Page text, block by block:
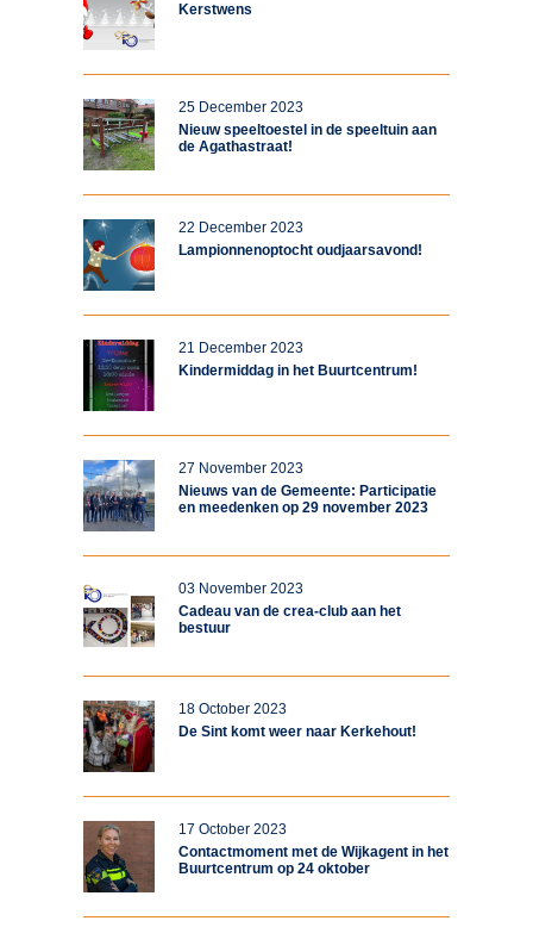
Kerstwens
25 December 2023
Nieuw speeltoestel in de speeltuin aan
de Agathastraat!
22 December 2023
Lampionnenoptocht oudjaarsavond!
21 December 2023
Kindermiddag in het Buurtcentrum!
27 November 2023
Nieuws van de Gemeente: Participatie
en meedenken op 29 november 2023
03 November 2023
Cadeau van de crea-club aan het
bestuur
18 October 2023
De Sint komt weer naar Kerkehout!
17 October 2023
Contactmoment met de Wijkagent in het
Buurtcentrum op 24 oktober